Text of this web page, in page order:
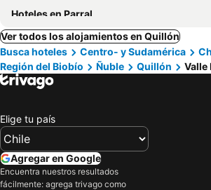
Hoteles en Parral
Ver todos los alojamientos en Quillón
Busca hoteles
Centro- y Sudamérica
Región del Biobío
Ñuble Quillón Valle
Elige tu país
Agregar en Google
Encuentra nuestros resultados
fácilmente: agrega trivago como